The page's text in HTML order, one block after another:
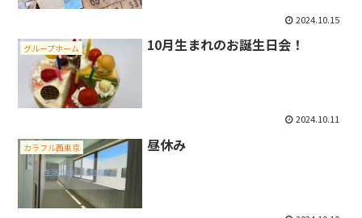
2024.10.15
グループホーム 10月生まれのお誕生日会！
2024.10.11
カラフル西東京 昼休み